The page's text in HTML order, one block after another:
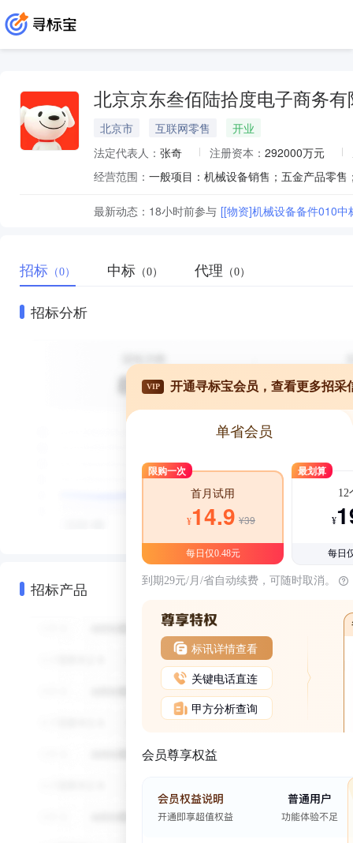
北京京东叁佰陆拾度电子商务有
北京市 互联网零售
开业
法定代表人： 张奇 注册资本： 292000万元
经营范围：
最新动态： 18小时前参与 [[物资]机械设备备件010中
招标 （0） 中标 （0） 代理 （0）
招标分析
招标产品
VIP 开通寻标宝会员，查看更多招采
单省会员
限购一次
首月试用
¥14.9 ¥39
每日仅0.48元
最划算
12
¥
每日
到期29元/月/省自动续费，可随时取消。
标讯详情查看
关键电话直连
甲方分析查询
会员尊享权益